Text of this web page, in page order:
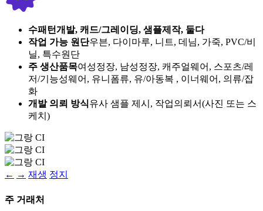
수패턴개발, 캐드/그레이딩, 샘플제작, 둘다
작업 가능 원단우븐, 다이마루, 니트, 데님, 가죽, PVC/비
닐, 특수원단
주 생산품목여성정장, 남성정장, 캐주얼웨어, 스포츠/레
저/기능성웨어, 유니폼류, 유/아동복 , 이너웨어, 의류/잡
화
개발 의뢰 방식유사 샘플 제시, 작업의뢰서(사진 또는 스
케치)
← → 재생 정지
주 거래처